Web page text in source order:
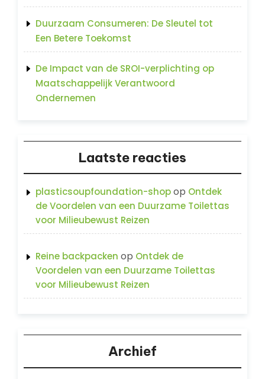
Duurzaam Consumeren: De Sleutel tot
Een Betere Toekomst
De Impact van de SROI-verplichting op
Maatschappelijk Verantwoord
Ondernemen
Laatste reacties
plasticsoupfoundation-shopop Ontdek
de Voordelen van een Duurzame Toilettas
voor Milieubewust Reizen
Reine backpacken op Ontdek de
Voordelen van een Duurzame Toilettas
voor Milieubewust Reizen
Archief